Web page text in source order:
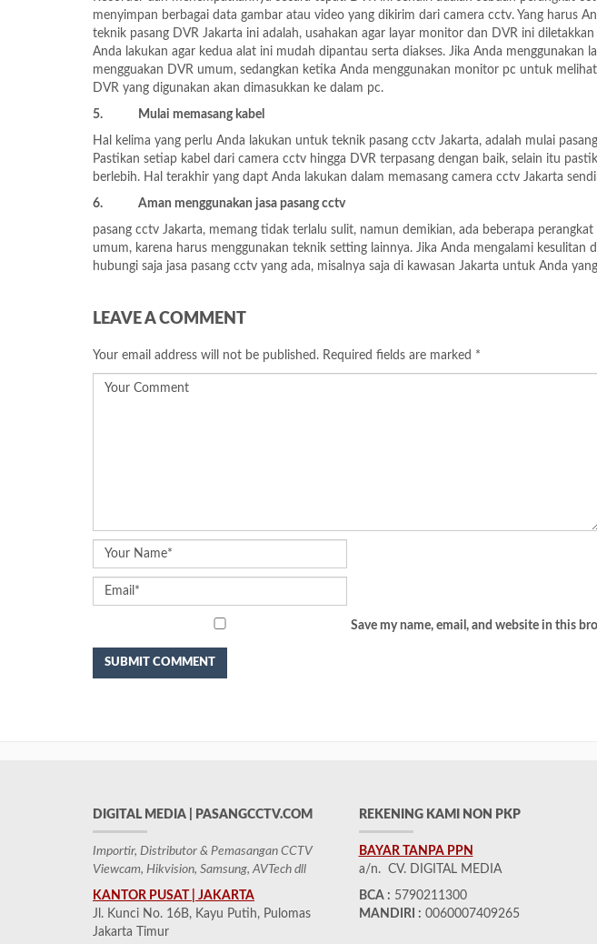
menyimpan berbagai data gambar atau video yang dikirim dari camera cctv. Yang harus
teknik pasang DVR Jakarta ini adalah, usahakan agar layar monitor dan DVR ini
Anda lakukan agar kedua alat ini mudah dipantau serta diakses. Jika Anda menggunakan
mengguakan DVR umum, sedangkan ketika Anda menggunakan monitor pc untuk
DVR yang digunakan akan dimasukkan ke dalam pc.
5. Mulai memasang kabel
Hal kelima yang perlu Anda lakukan untuk teknik pasang cctv Jakarta, adalah mulai
Pastikan setiap kabel dari camera cctv hingga DVR terpasang dengan baik, selain itu
berlebih. Hal terakhir yang dapt Anda lakukan dalam memasang camera cctv Jakarta
6. Aman menggunakan jasa pasang cctv
pasang cctv Jakarta, memang tidak terlalu sulit, namun demikian, ada beberapa
umum, karena harus menggunakan teknik setting lainnya. Jika Anda mengalami kesulitan
hubungi saja jasa pasang cctv yang ada, misalnya saja di kawasan Jakarta untuk Anda
LEAVE A COMMENT
Your email address will not be published. Required fields are marked *
Save my name, email, and website in this
DIGITAL MEDIA | PASANGCCTV.COM
Importir, Distributor & Pemasangan CCTV
Viewcam, Hikvision, Samsung, AVTech dll
KANTOR PUSAT | JAKARTA
Jl. Kunci No. 16B, Kayu Putih, Pulomas
Jakarta Timur
REKENING KAMI NON PKP
BAYAR TANPA PPN
a/n. CV. DIGITAL MEDIA
BCA : 5790211300
MANDIRI : 0060007409265